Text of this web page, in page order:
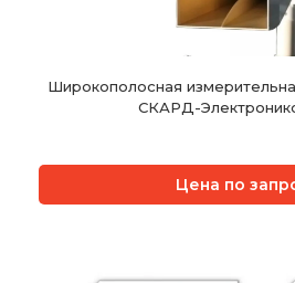
Широкополосная
СКАРД-
Цена по